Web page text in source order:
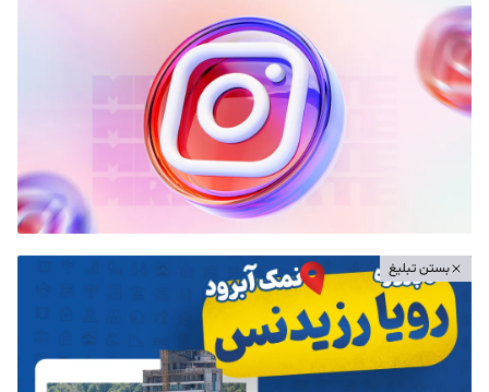
بستن تبلیغ